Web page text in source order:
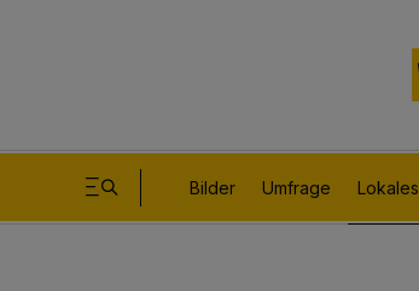
Bilder Umfrage Lokales